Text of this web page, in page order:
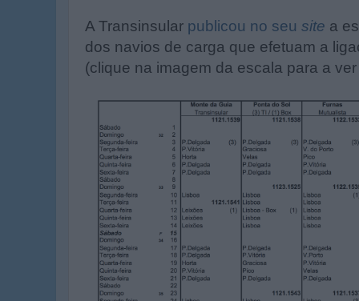
A Transinsular publicou no seu site a
dos navios de carga que efetuam a
(clique na imagem da escala para a